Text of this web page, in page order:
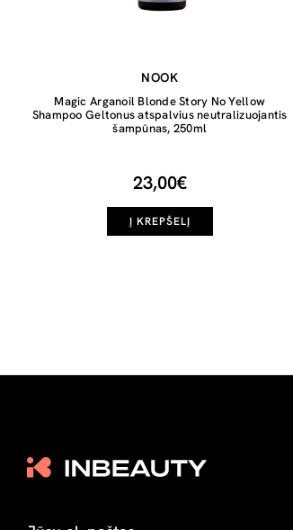
NOOK
Magic Arganoil Blonde Story No Yellow
Shampoo Geltonus atspalvius neutralizuojantis
šampūnas, 250ml
23,00€
Į KREPŠELĮ